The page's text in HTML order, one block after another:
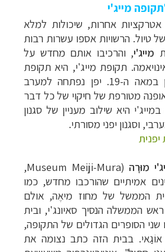
מייג'י
אטרקציות אחרות, שיכולות למלא
טיול. הרשויות אספו עשרות רבות
מייג'י, והרכיבו אותם מחדש על
תקופת מייג'י, היא תקופת
ההתחדשות של יפן במאה ה-19. יפן נפתחה למערב
מטורפת של חיקוי של כל דבר
היא שילוב מעניין של סגנון
וסגנון יפני מסורתי.
מוּרָה (
Museum Meiji-Mura,
אמיתיים שהורכבו מחדש, כמו
הממשל של מחוז מיאֶה, אולם
הממשלה הנסיך סאיונג'י, ובית
שני הסופרים הגדולים של התקופה,
אוֹגַאי. בבית הזה כתב נצומה את